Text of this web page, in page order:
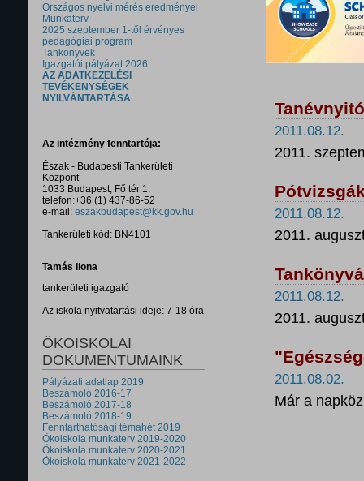
Országos nyelvi mérés eredményei
Munkaterv
2025 szeptember 1-től érvényes
pedagógiai program
Tankönyvek
Igazgatói pályázat 2026
AZ ADATKEZELÉSI
TEVÉKENYSÉGEK
NYILVÁNTARTÁSA
Az intézmény fenntartója:
Észak - Budapesti Tankerületi
Központ
1033 Budapest, Fő tér 1.
telefon:+36 (1) 437-86-52
e-mail: eszakbudapest@kk.gov.hu
Tankerületi kód: BN4101
Tamás Ilona
tankerületi igazgató
Az iskola nyitvatartási ideje: 7-18 óra
ÖKOISKOLAI
DOKUMENTUMAINK
Pályázati adatlap 2019
Beszámoló 2016-17
Beszámoló 2017-18
Beszámoló 2018-19
Fenntarthatósági témahét 2019
Ökoiskola munkaterv 2019-2020
Ökoiskola munkaterv 2020-2021
Ökoiskola munkaterv 2021-2022
Tanévnyitó
2011.08.12.
2011.
2011.08.12.
2011.
2011.08.12.
2011.
2011.08.02.
Már a